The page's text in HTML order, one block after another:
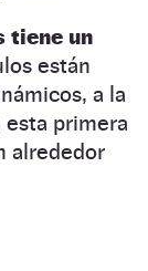
tiene un
están
a la
esta primera
alrededor